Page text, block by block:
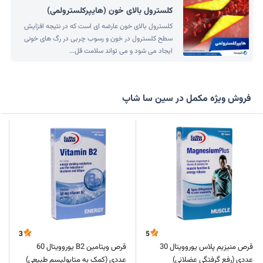
کلسترول بالای خون (هایپرکلسترولمی)
کلسترول بالای خون عارضه ای است که در نتیجه افزایش
سطح کلسترول در خون و رسوب چربی در رگ های خونی
ایجاد می شود و می تواند سلامت قل...
فروش ویژه مکمل در سین سا شاپ
5
قرص منیزیم پلاس یوروویتال 30
عددی (رفع گرفتگی عضلانی)
3
قرص ویتامین B2 یوروویتال 60
عددی (کمک به متابولیسم طبیعی)